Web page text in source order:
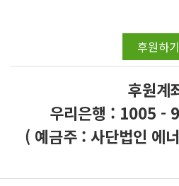
후원하기
후원계
우리은행 : 1005 -
( 예금주 : 사단법인 에